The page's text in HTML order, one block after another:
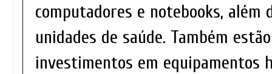
computadores e notebooks, além
unidades de saúde. Também
investimentos em equipamentos